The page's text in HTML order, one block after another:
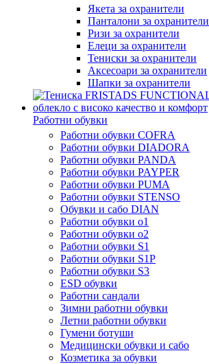
Якета за охранители
Панталони за охранители
Ризи за охранители
Елеци за охранители
Тениски за охранители
Аксесоари за охранители
Шапки за охранители
Работни обувки
Работни обувки COFRA
Работни обувки DIADORA
Работни обувки PANDA
Работни обувки PAYPER
Работни обувки PUMA
Работни обувки STENSO
Обувки и сабо DIAN
Работни обувки o1
Работни обувки o2
Работни обувки S1
Работни обувки S1P
Работни обувки S3
ESD обувки
Работни сандали
Зимни работни обувки
Летни работни обувки
Гумени ботуши
Медицински обувки и сабо
Козметика за обувки